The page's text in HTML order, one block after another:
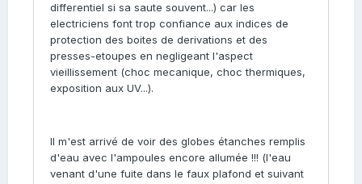
differentiel si sa saute souvent...) car les
electriciens font trop confiance aux indices de
protection des boites de derivations et des
presses-etoupes en negligeant l'aspect
vieillissement (choc mecanique, choc thermiques,
exposition aux UV...).
Il m'est arrivé de voir des globes étanches remplis
d'eau avec l'ampoules encore allumée !!! (l'eau
venant d'une fuite dans le faux plafond et suivant